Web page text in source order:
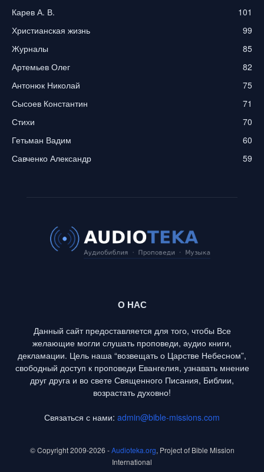
Карев А. В.
101
Христианская жизнь
99
Журналы
85
Артемьев Олег
82
Антонюк Николай
75
Сысоев Константин
71
Стихи
70
Гетьман Вадим
60
Савченко Александр
59
О НАС
Данный сайт предоставляется для того, чтобы Все
желающие могли слушать проповеди, аудио книги,
декламации. Цель наша “возвещать о Царстве Небесном”,
свободный доступ к проповеди Евангелия, узнавать мнение
друг друга и во свете Священного Писания, Библии,
возрастать духовно!
Связаться с нами: admin@bible-missions.com
© Copyright 2009-2026 -Audioteka.org, Project of Bible Mission
International